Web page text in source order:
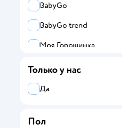
BabyGo
BabyGo trend
Моя Горошинка
Только у нас
Да
Пол